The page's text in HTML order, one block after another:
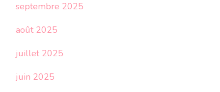
septembre 2025
août 2025
juillet 2025
juin 2025